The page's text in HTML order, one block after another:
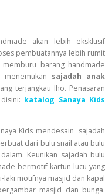
akan lebih eksklusif
pembuatannya lebih rumit
barang handmade
sajadah anak
terjangkau lho. Penasaran
katalog Sanaya Kids
Kids mendesain sajadah
dari bulu snail atau bulu
Keunikan sajadah bulu
bermotif kartun lucu yang
laki motifnya masjid dan kapal
masjid dan bunga.